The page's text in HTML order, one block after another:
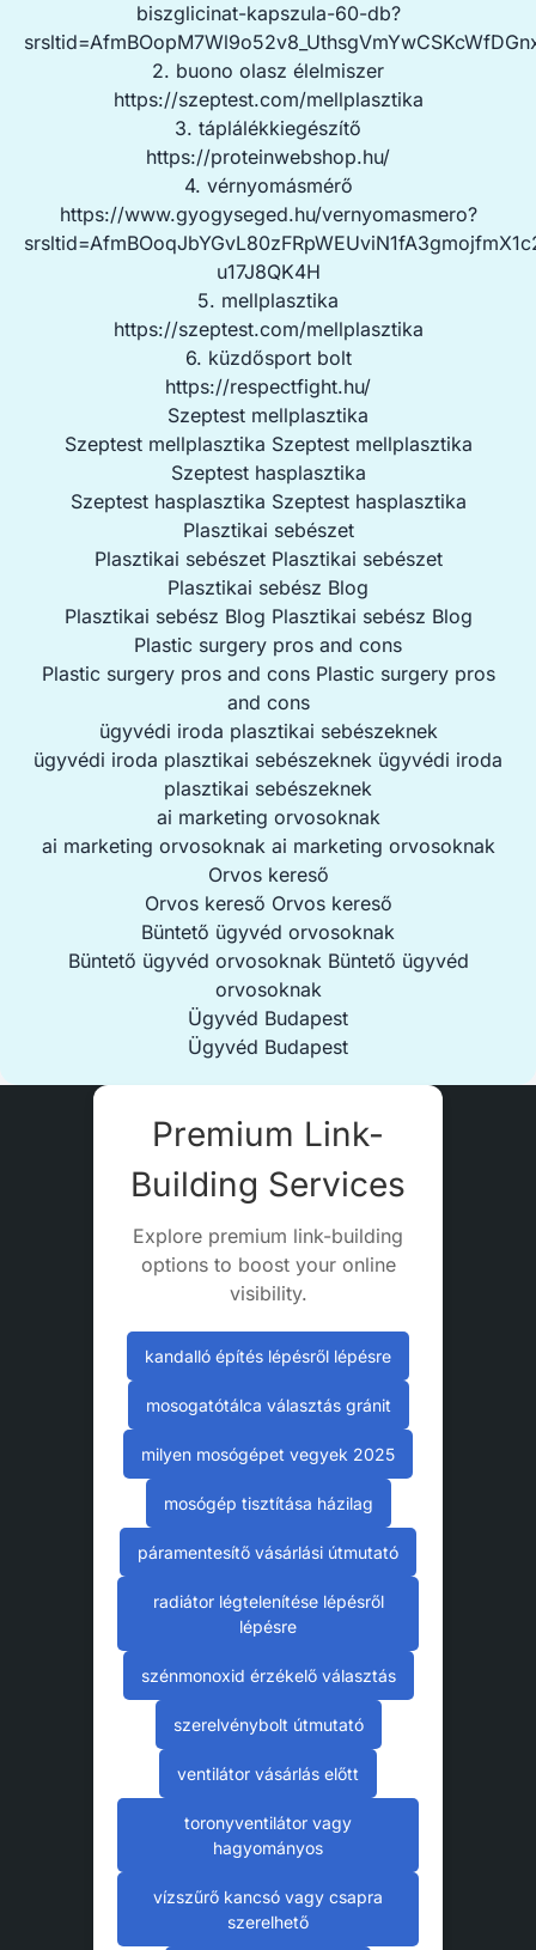
biszglicinat-kapszula-60-db?
2. buono olasz élelmiszer
https://szeptest.com/mellplasztika
3. táplálékkiegészítő
https://proteinwebshop.hu/
4. vérnyomásmérő
https://www.gyogyseged.hu/vernyomasmero?
u17J8QK4H
5. mellplasztika
https://szeptest.com/mellplasztika
6. küzdősport bolt
https://respectfight.hu/
Szeptest mellplasztika
Szeptest mellplasztika Szeptest mellplasztika
Szeptest hasplasztika
Szeptest hasplasztika Szeptest hasplasztika
Plasztikai sebészet
Plasztikai sebészetPlasztikai sebészet
Plasztikai sebész Blog
Plasztikai sebész Blog Plasztikai sebész Blog
Plastic surgery pros and cons
Plastic surgery pros and consPlastic surgery pros
and cons
ügyvédi iroda plasztikai sebészeknek
ügyvédi iroda plasztikai sebészeknek ügyvédi iroda
plasztikai sebészeknek
ai marketing orvosoknak
ai marketing orvosoknakai marketing orvosoknak
Orvos kereső
Orvos kereső Orvos kereső
Büntető ügyvéd orvosoknak
Büntető ügyvéd orvosoknakBüntető ügyvéd
orvosoknak
Ügyvéd Budapest
Ügyvéd Budapest
Premium Link-
Building Services
Explore premium link-building
options to boost your online
visibility.
kandalló építés lépésről lépésre
mosogatótálca választás gránit
milyen mosógépet vegyek 2025
mosógép tisztítása házilag
páramentesítő vásárlási útmutató
radiátor légtelenítése lépésről
lépésre
szénmonoxid érzékelő választás
szerelvénybolt útmutató
ventilátor vásárlás előtt
toronyventilátor vagy
hagyományos
vízszűrő kancsó vagy csapra
szerelhető